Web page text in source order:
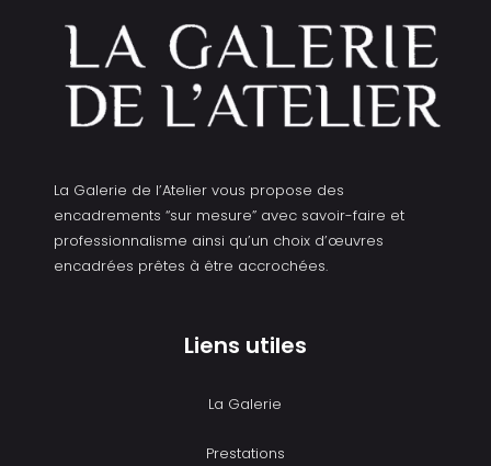
La Galerie de l’Atelier vous propose des
encadrements “sur mesure” avec savoir-faire et
professionnalisme ainsi qu’un choix d’œuvres
encadrées prêtes à être accrochées.
Liens utiles
La Galerie
Prestations